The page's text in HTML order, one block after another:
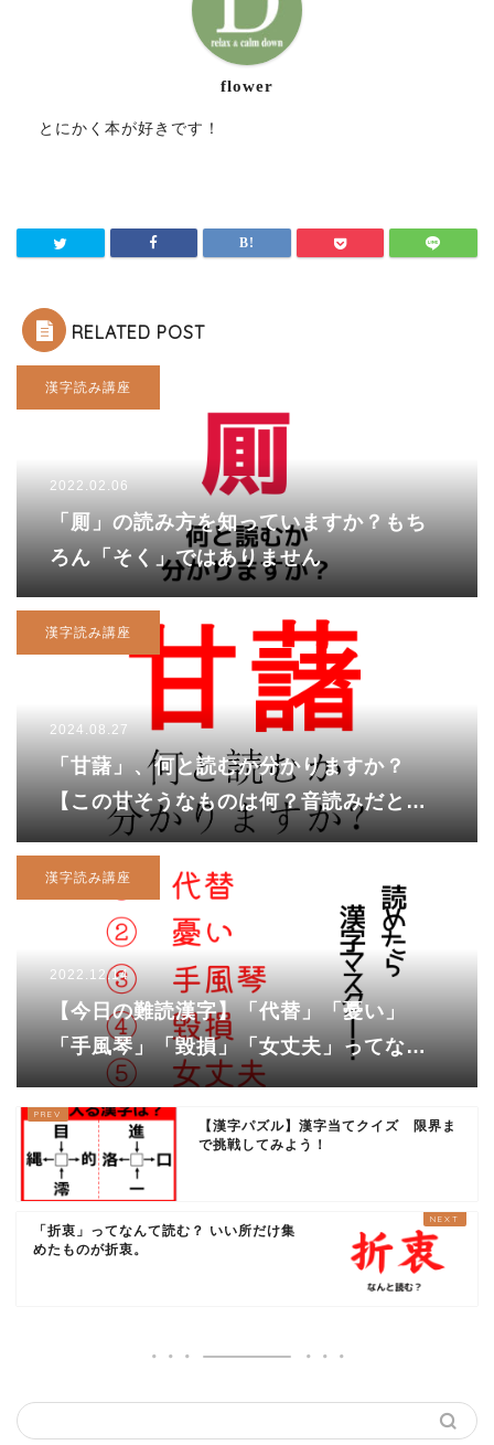
flower
とにかく本が好きです！
RELATED POST
漢字読み講座
2022.02.06
「厠」の読み方を知っていますか？もち
ろん「そく」ではありません
漢字読み講座
2024.08.27
「甘藷」、何と読むか分かりますか？
【この甘そうなものは何？音読みだと
「かんしょ」ですが・・・】
漢字読み講座
2022.12.14
【今日の難読漢字】「代替」「憂い」
「手風琴」「毀損」「女丈夫」ってなん
て読む？
【漢字パズル】漢字当てクイズ 限界ま
で挑戦してみよう！
「折衷」ってなんて読む？ いい所だけ集
めたものが折衷。